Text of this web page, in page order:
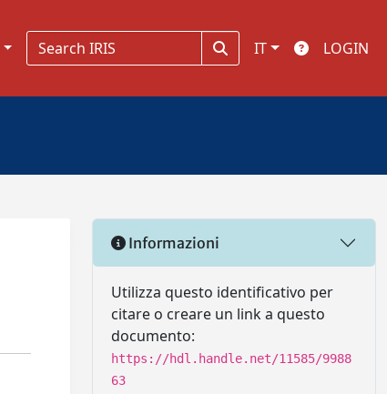
IT LOGIN
Informazioni
Utilizza questo identificativo per
citare o creare un link a questo
documento:
https://hdl.handle.net/11585/9988
63